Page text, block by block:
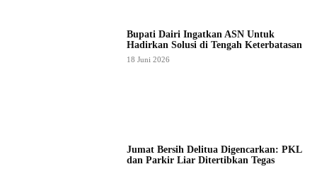
Bupati Dairi Ingatkan ASN Untuk
Hadirkan Solusi di Tengah Keterbatasan
18 Juni 2026
Jumat Bersih Delitua Digencarkan: PKL
dan Parkir Liar Ditertibkan Tegas